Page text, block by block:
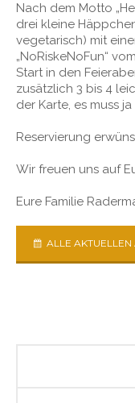
Nach dem Motto
drei kleine
vegetarisch) mit
„NoRiskeNoFun“
Start in den
zusätzlich 3 bis 4
der Karte, es muss
Reservierung
Wir freuen uns auf
Eure Familie
ALLE AKTUELLEN